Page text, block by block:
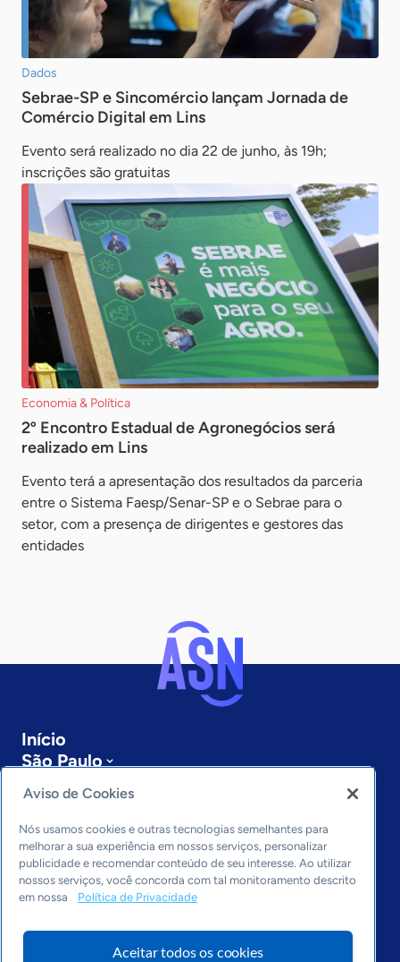
Dados
Sebrae-SP e Sincomércio lançam Jornada de
Comércio Digital em Lins
Evento será realizado no dia 22 de junho, às 19h;
inscrições são gratuitas
Economia & Política
2º Encontro Estadual de Agronegócios será
realizado em Lins
Evento terá a apresentação dos resultados da parceria
entre o Sistema Faesp/Senar-SP e o Sebrae para o
setor, com a presença de dirigentes e gestores das
entidades
Início
São Paulo
Sobre a ASN
Últimas notícias
Entre em contato
Editorias
Economia & Política
Inovação & Tecnologia
Cultura empreendedora
Aviso de Cookies
Nós usamos cookies e outras tecnologias semelhantes para
melhorar a sua experiência em nossos serviços, personalizar
publicidade e recomendar conteúdo de seu interesse. Ao utilizar
nossos serviços, você concorda com tal monitoramento descrito
em nossa
Política de Privacidade
Aceitar todos os cookies